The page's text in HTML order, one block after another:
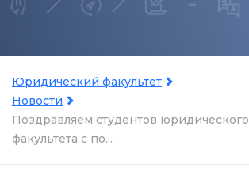
Юридический факультет
Новости
Поздравляем студентов юридического
факультета с по...